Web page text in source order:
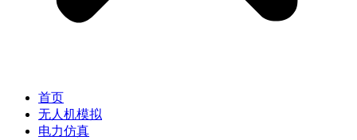
首页
无人机模拟
电力仿真